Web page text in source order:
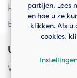
Huis kopen in
Bedrijfspanden
Uw huis verkopen
Woning verkopen
partijen. Lees
en hoe u ze
klikken. Als u
cookies,
Instellingen